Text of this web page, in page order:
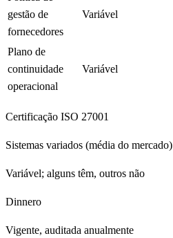
gestão de
fornecedores
Variável
Plano de
continuidade
operacional
Variável
Certificação ISO 27001
Sistemas variados (média do mercado)
Variável; alguns têm, outros não
Dinnero
Vigente, auditada anualmente